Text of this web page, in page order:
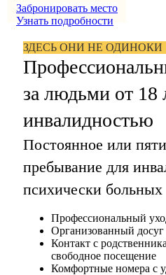
Забронировать место
Узнать подробности
ЗДЕСЬ ОНИ НЕ ОДИНОКИ
за людьми от 18
инвалидностью
Постоянное или
пребывание для
психически больных
Профессиональный
Организованный досуг
Контакт с
свободное посещение
Комфортные номера с